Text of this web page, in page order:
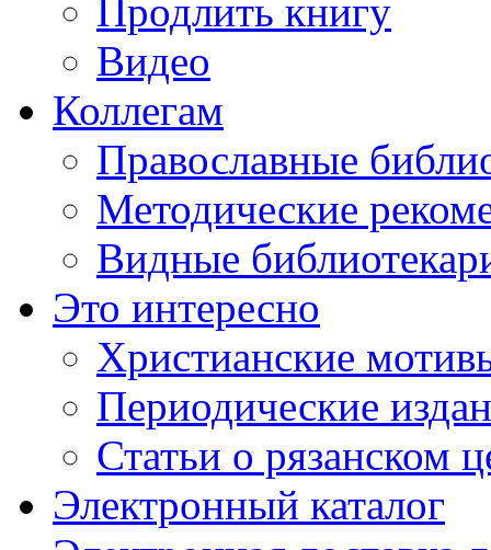
Продлить книгу
Видео
Коллегам
Православные
Методические
Видные
Это интересно
Христианские
Периодические
Статьи о рязанском
Электронный каталог